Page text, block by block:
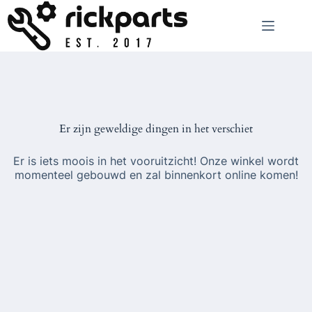
naar
de
inhoud
Er zijn geweldige dingen in het verschiet
Er is iets moois in het vooruitzicht! Onze winkel wordt
momenteel gebouwd en zal binnenkort online komen!